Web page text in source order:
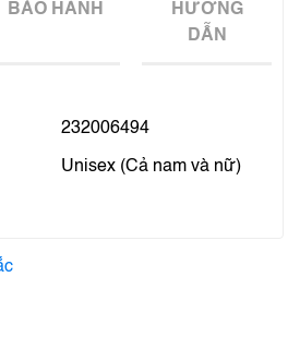
BẢO HÀNH
HƯỚNG
DẪN
232006494
Unisex (Cả nam và nữ)